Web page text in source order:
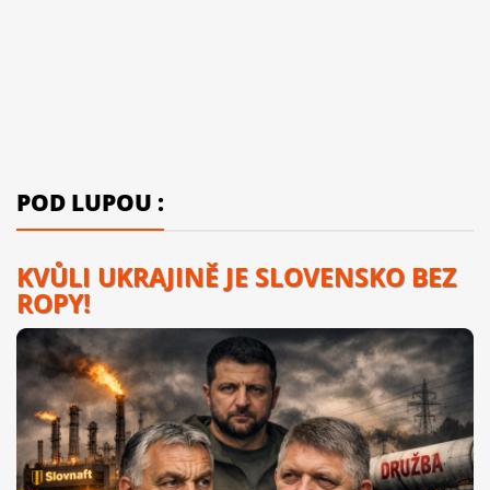
POD LUPOU :
KVŮLI UKRAJINĚ JE SLOVENSKO BEZ
ROPY!